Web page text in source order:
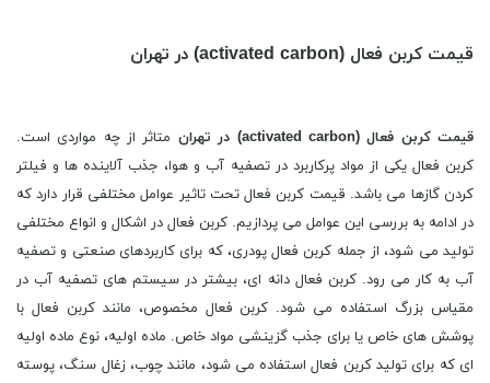
قیمت کربن فعال (activated carbon) در تهران
قیمتکربن فعال (activated carbon) در تهران متاثر از چه مواردی است.
کربن فعال یکی از مواد پرکاربرد در تصفیه آب و هوا، جذب آلاینده ها و فیلتر
کردن گازها می باشد. قیمت کربن فعال تحت تاثیر عوامل مختلفی قرار دارد که
در ادامه به بررسی این عوامل می پردازیم. کربن فعال در اشکال و انواع مختلفی
تولید می شود، از جمله کربن فعال پودری، که برای کاربردهای صنعتی و تصفیه
آب به کار می رود. کربن فعال دانه ای، بیشتر در سیستم های تصفیه آب در
مقیاس بزرگ استفاده می شود. کربن فعال مخصوص، مانند کربن فعال با
پوشش های خاص یا برای جذب گزینشی مواد خاص. ماده اولیه، نوع ماده اولیه
ای که برای تولید کربن فعال استفاده می شود، مانند چوب، زغال سنگ، پوسته